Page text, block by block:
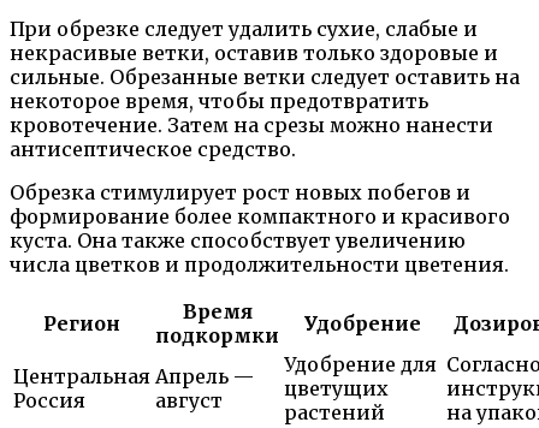
При обрезке следует удалить сухие, слабые и
некрасивые ветки, оставив только здоровые и
сильные. Обрезанные ветки следует оставить на
некоторое время, чтобы предотвратить
кровотечение. Затем на срезы можно нанести
антисептическое средство.
Обрезка стимулирует рост новых побегов и
формирование более компактного и красивого
куста. Она также способствует увеличению
числа цветков и продолжительности цветения.
Регион
Время
подкормки
Удобрение
Центральная
Россия
Апрель —
август
Удобрение для
цветущих
растений
на